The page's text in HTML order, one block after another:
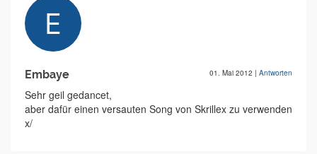
Embaye 01. Mai 2012 | Antworten
Sehr geil gedancet,
aber dafür einen versauten Song von Skrillex zu verwenden
x/